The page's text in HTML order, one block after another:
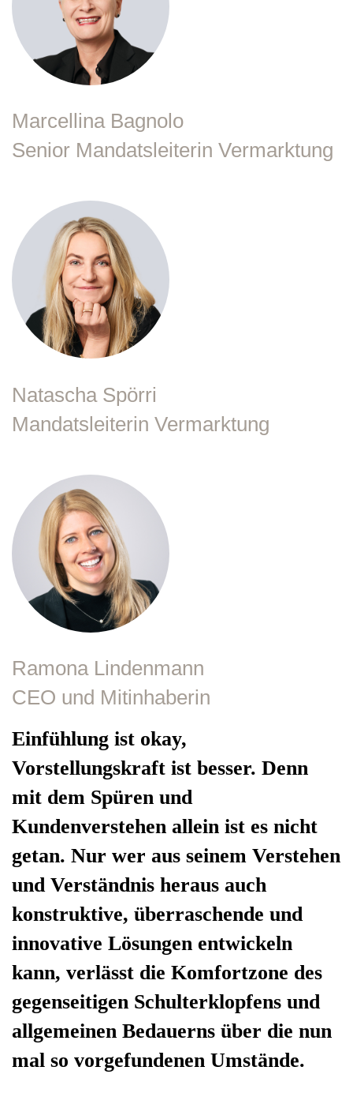
Marcellina Bagnolo
Senior Mandatsleiterin Vermarktung
Natascha Spörri
Mandatsleiterin Vermarktung
Ramona Lindenmann
CEO und Mitinhaberin
Einfühlung ist okay,
Vorstellungskraft ist besser. Denn
mit dem Spüren und
Kundenverstehen allein ist es nicht
getan. Nur wer aus seinem Verstehen
und Verständnis heraus auch
konstruktive, überraschende und
innovative Lösungen entwickeln
kann, verlässt die Komfortzone des
gegenseitigen Schulterklopfens und
allgemeinen Bedauerns über die nun
mal so vorgefundenen Umstände.